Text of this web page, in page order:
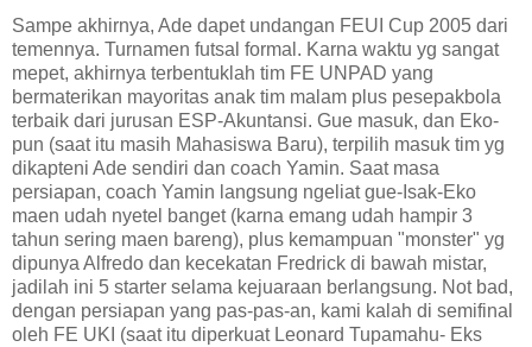
Sampe akhirnya, Ade dapet undangan FEUI Cup 2005 dari
temennya. Turnamen futsal formal. Karna waktu yg sangat
mepet, akhirnya terbentuklah tim FE UNPAD yang
bermaterikan mayoritas anak tim malam plus pesepakbola
terbaik dari jurusan ESP-Akuntansi. Gue masuk, dan Eko-
pun (saat itu masih Mahasiswa Baru), terpilih masuk tim yg
dikapteni Ade sendiri dan coach Yamin. Saat masa
persiapan, coach Yamin langsung ngeliat gue-Isak-Eko
maen udah nyetel banget (karna emang udah hampir 3
tahun sering maen bareng), plus kemampuan "monster" yg
dipunya Alfredo dan kecekatan Fredrick di bawah mistar,
jadilah ini 5 starter selama kejuaraan berlangsung. Not bad,
dengan persiapan yang pas-pas-an, kami kalah di semifinal
oleh FE UKI (saat itu diperkuat Leonard Tupamahu- Eks